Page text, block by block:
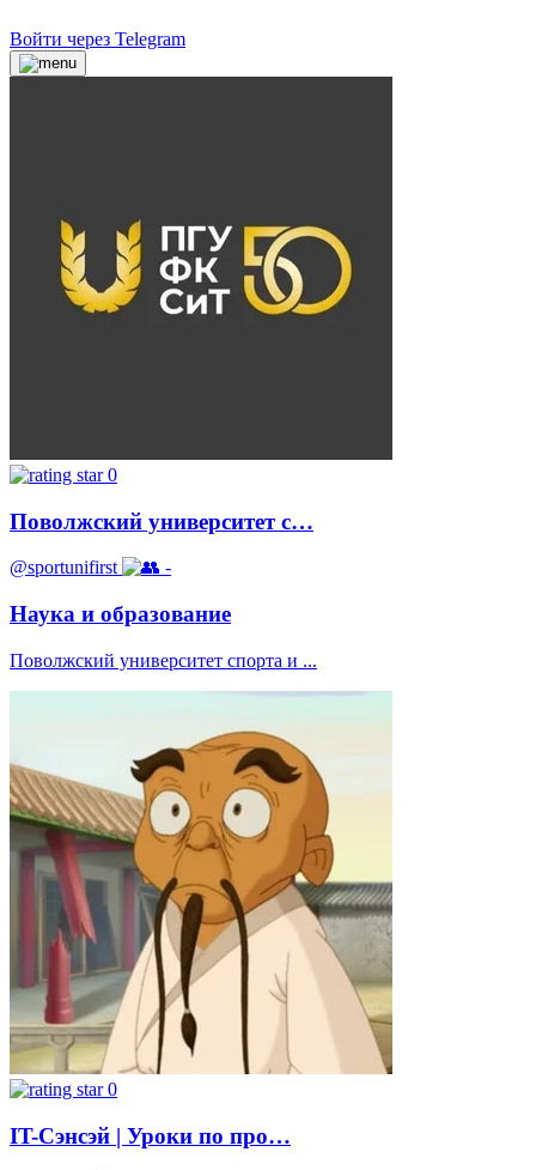
Войти через Telegram
0
Поволжский университет с…
@sportunifirst -
Наука и образование
Поволжский университет спорта и ...
0
IT-Сэнсэй | Уроки по про…